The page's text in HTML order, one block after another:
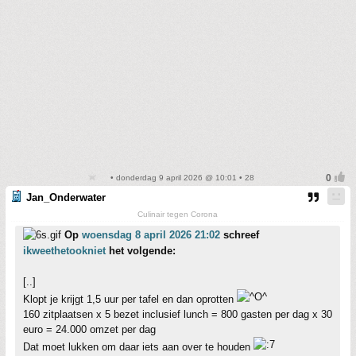
• donderdag 9 april 2026 @ 10:01 • 28
Jan_Onderwater
Culinair tegen Corona
Op woensdag 8 april 2026 21:02 schreef
ikweethetookniethet volgende:
[..]
Klopt je krijgt 1,5 uur per tafel en dan oprotten
160 zitplaatsen x 5 bezet inclusief lunch = 800 gasten per dag x 30
euro = 24.000 omzet per dag
Dat moet lukken om daar iets aan over te houden